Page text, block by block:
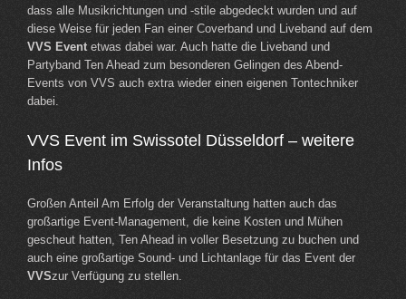
dass alle Musikrichtungen und -stile abgedeckt wurden und auf
diese Weise für jeden Fan einer Coverband und Liveband auf dem
VVS Event etwas dabei war. Auch hatte die Liveband und
Partyband Ten Ahead zum besonderen Gelingen des Abend-
Events von VVS auch extra wieder einen eigenen Tontechniker
dabei.
VVS Event im Swissotel Düsseldorf – weitere
Infos
Großen Anteil Am Erfolg der Veranstaltung hatten auch das
großartige Event-Management, die keine Kosten und Mühen
gescheut hatten, Ten Ahead in voller Besetzung zu buchen und
auch eine großartige Sound- und Lichtanlage für das Event der
VVSzur Verfügung zu stellen.